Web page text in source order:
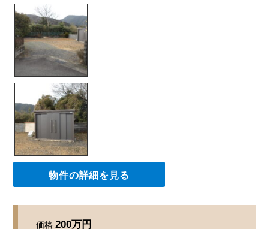
物件の詳細を見る
価格 200万円